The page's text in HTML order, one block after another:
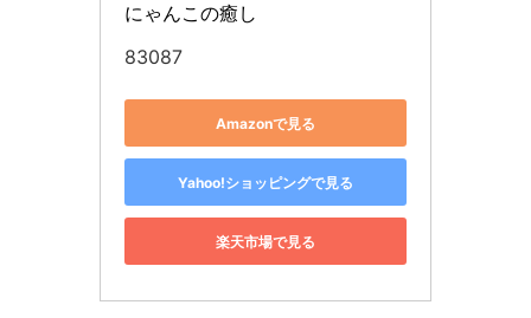
にゃんこの癒し
83087
Amazonで見る
Yahoo!ショッピングで見る
楽天市場で見る